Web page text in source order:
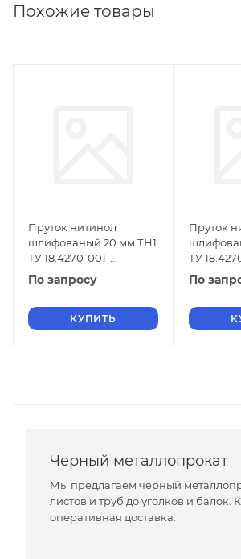
Похожие товары
Пруток нитинол
шлифованый 20 мм ТН1
ТУ 18.4270-001-
16980791-2013
По запросу
КУПИТЬ
Пруток
ТУ
16980791-
По
Черный металлопрокат
Мы предлагаем черный
листов и труб до уголков и балок.
оперативная доставка.